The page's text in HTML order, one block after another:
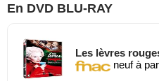
En DVD BLU-RAY
Les lèvres
neuf à